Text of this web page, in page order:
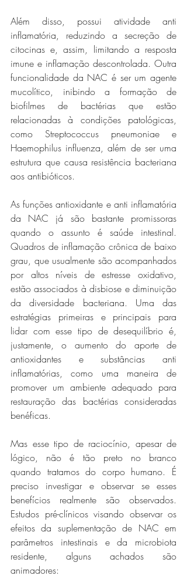
Além disso, possui atividade anti
inflamatória, reduzindo a secreção de
citocinas e, assim, limitando a resposta
imune e inflamação descontrolada. Outra
funcionalidade da NAC é ser um agente
mucolítico, inibindo a formação de
biofilmes de bactérias que estão
relacionadas à condições patológicas,
como Streptococcus pneumoniae e
Haemophilus influenza, além de ser uma
estrutura que causa resistência bacteriana
aos antibióticos.
As funções antioxidante e anti inflamatória
da NAC já são bastante promissoras
quando o assunto é saúde intestinal.
Quadros de inflamação crônica de baixo
grau, que usualmente são acompanhados
por altos níveis de estresse oxidativo,
estão associados à disbiose e diminuição
da diversidade bacteriana. Uma das
estratégias primeiras e principais para
lidar com esse tipo de desequilíbrio é,
justamente, o aumento do aporte de
antioxidantes e substâncias anti
inflamatórias, como uma maneira de
promover um ambiente adequado para
restauração das bactérias consideradas
benéficas.
Mas esse tipo de raciocínio, apesar de
lógico, não é tão preto no branco
quando tratamos do corpo humano. É
preciso investigar e observar se esses
benefícios realmente são observados.
Estudos pré-clínicos visando observar os
efeitos da suplementação de NAC em
parâmetros intestinais e da microbiota
residente, alguns achados são
animadores: